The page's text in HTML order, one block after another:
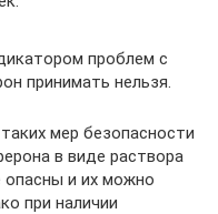
проблем с
принимать нельзя.
мер безопасности
в виде раствора
опасны и их можно
при наличии